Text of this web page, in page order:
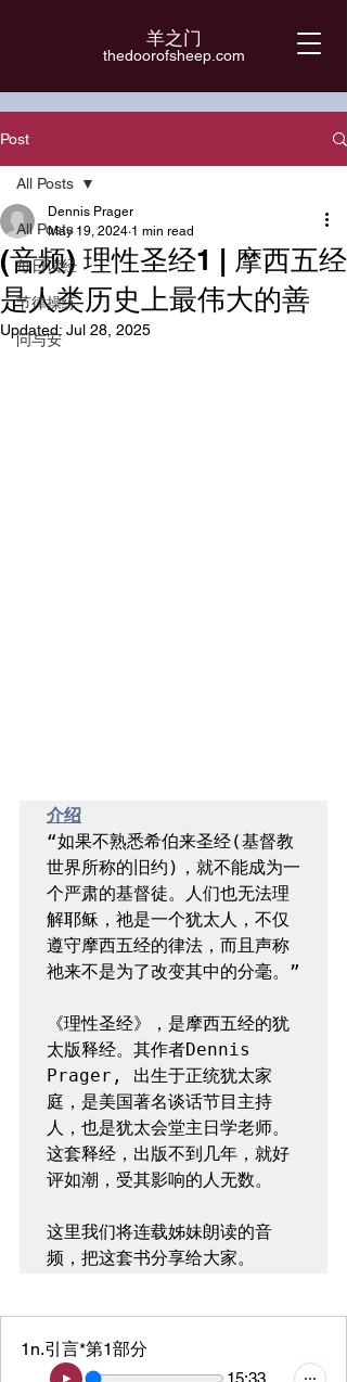
羊之门
​thedoorofsheep.com
Post
All Posts
每日读经
节律操练
问与安
All Posts
(音频) 理性圣经1 | 摩西五经
是人类历史上最伟大的善
Dennis Prager
May 19, 2024 1 min read
Updated: Jul 28, 2025
介绍
“如果不熟悉希伯来圣经(基督教
世界所称的旧约)，就不能成为一
个严肃的基督徒。人们也无法理
解耶稣，祂是一个犹太人，不仅
遵守摩西五经的律法，而且声称
祂来不是为了改变其中的分毫。”
《理性圣经》，是摩西五经的犹
太版释经。其作者Dennis
Prager, 出生于正统犹太家
庭，是美国著名谈话节目主持
人，也是犹太会堂主日学老师。
这套释经，出版不到几年，就好
评如潮，受其影响的人无数。
这里我们将连载姊妹朗读的音
1n.引言*第1部分
15:33